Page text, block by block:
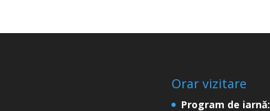
Orar vizitare
Program de iarnă: